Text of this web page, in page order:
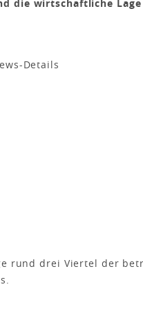
die wirtschaftliche
rund drei Viertel der